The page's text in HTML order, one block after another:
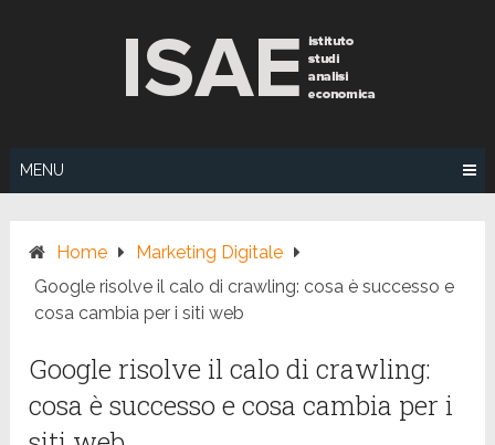
MENU
Home
Marketing Digitale
Google risolve il calo di crawling: cosa è successo e
cosa cambia per i siti web
Google risolve il calo di crawling:
cosa è successo e cosa cambia per i